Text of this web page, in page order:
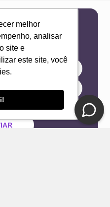
melhor
analisar
site e
este site, você
exclusivas em seu
& Condições e Política de